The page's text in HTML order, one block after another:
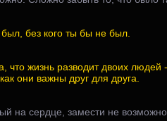
без кого ты бы не был.
что жизнь разводит двоих людей
они важны друг для друга.
на сердце, замести не возможно